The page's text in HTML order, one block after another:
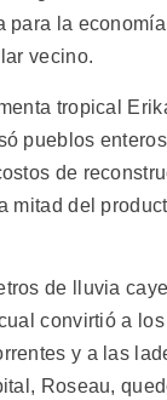
para la
vecino.
tropical
pueblos
de
mitad del
de lluvia
convirtió a
y a las
Roseau,